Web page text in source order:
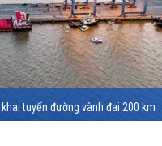
tuyến đường vành đai 200 km